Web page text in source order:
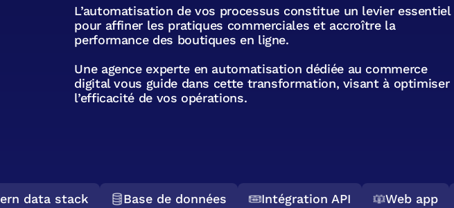
L’automatisation de vos processus constitue un levier essentiel
pour affiner les pratiques commerciales et accroître la
performance des boutiques en ligne.
Une agence experte en automatisation dédiée au commerce
digital vous guide dans cette transformation, visant à optimiser
l’efficacité de vos opérations.
data stack Base de données Intégration API Web app